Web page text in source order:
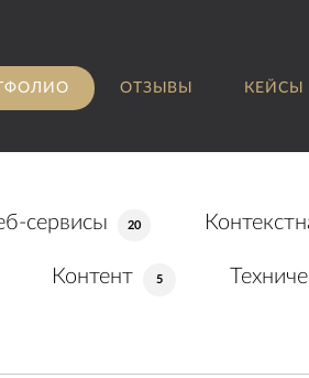
ОТЗЫВЫ КЕЙСЫ
сервисы 20
Контент 5